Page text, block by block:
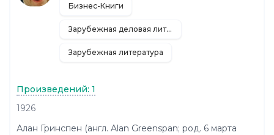
Бизнес-Книги
Зарубежная деловая литература
Зарубежная литература
Произведений: 1
1926
Алан Гринспен (англ. Alan Greenspan; род. 6 марта